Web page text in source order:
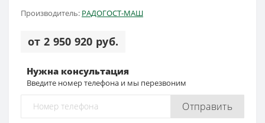
Производитель: РАДОГОСТ-МАШ
от 2 950 920 руб.
Нужна консультация
Введите номер телефона и мы перезвоним
Отправить